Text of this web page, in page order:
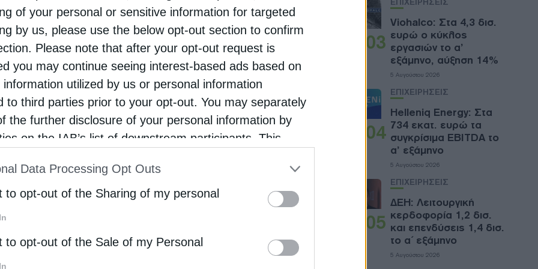
of your personal or sensitive information for targeted
by us, please use the below opt-out section to confirm
Please note that after your opt-out request is
you may continue seeing interest-based ads based on
information utilized by us or personal information
to third parties prior to your opt-out. You may separately
the further disclosure of your personal information by
on the IAB’s list of downstream participants. This
of Downstream Participantsthat may further disclose it to
parties.
Data Processing Opt Outs
to opt-out of the Sharing of my personal
to opt-out of the Sale of my Personal
της καθημερινής ρουτίνας. Τα πλυντήρια και τα
αυτόματα το είδος και το βάρος των ρούχων,
βέλτιστα αποτελέσματα, λιγότερη ενέργεια, μεγαλύτερη
χρόνο για εσάς.
03
Viohalco: Στα 4,3 δισ.
ευρώ ο κύκλος
εργασιών το α’
εξάμηνο, αύξηση 14%
5 Αυγούστου 2026
04
ΕΠΙΧΕΙΡΗΣΕΙΣ
Helleniq Energy: Στα
734 εκατ. ευρώ τα
συγκρίσιμα EBITDA το
α’ εξάμηνο
5 Αυγούστου 2026
05
ΕΠΙΧΕΙΡΗΣΕΙΣ
ΔΕΗ: Λειτουργική
κερδοφορία 1,2 δισ.
και επενδύσεις 1,4 δισ.
το α΄ εξάμηνο
5 Αυγούστου 2026